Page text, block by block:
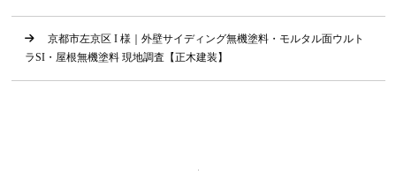
京都市左京区 I 様｜外壁サイディング無機塗料・モルタル面ウルト
ラSI・屋根無機塗料 現地調査【正木建装】